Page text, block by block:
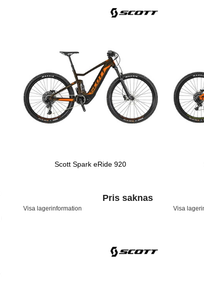
Scott Spark eRide 920
Pris saknas
Visa lagerinformation Visa